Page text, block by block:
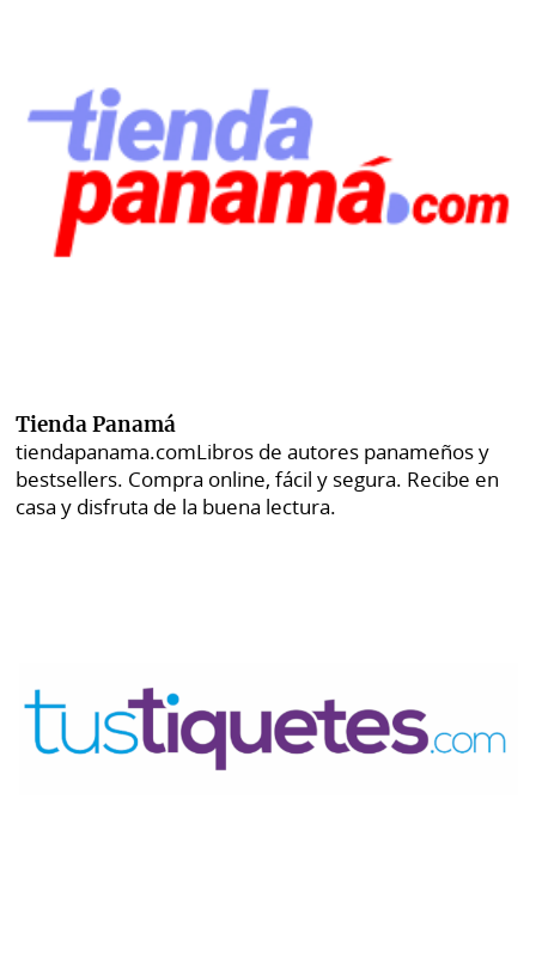
Tienda Panamá
tiendapanama.comLibros de autores panameños y
bestsellers. Compra online, fácil y segura. Recibe en
casa y disfruta de la buena lectura.